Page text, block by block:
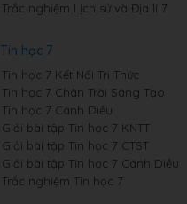
Trắc nghiệm Lịch sử và Địa lí 7
Tin học 7
Tin học 7 Kết Nối Tri Thức
Tin học 7 Chân Trời Sáng Tạo
Tin học 7 Cánh Diều
Giải bài tập Tin học 7 KNTT
Giải bài tập Tin học 7 CTST
Giải bài tập Tin học 7 Cánh Diều
Trắc nghiệm Tin học 7